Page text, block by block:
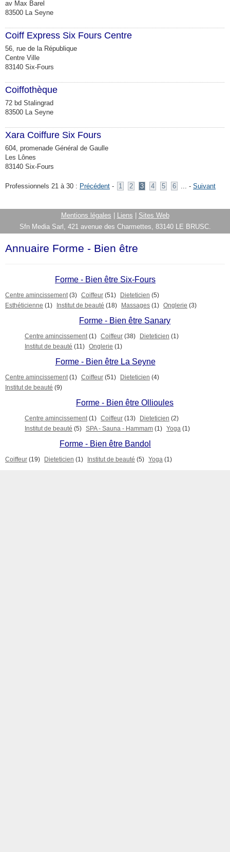
av Max Barel
83500 La Seyne
Coiff Express Six Fours Centre
56, rue de la République
Centre Ville
83140 Six-Fours
Coiffothèque
72 bd Stalingrad
83500 La Seyne
Xara Coiffure Six Fours
604, promenade Général de Gaulle
Les Lônes
83140 Six-Fours
Professionnels 21 à 30 : Précédent - 1 2 3 4 5 6 ... - Suivant
Mentions légales Liens
Sites Web
Sfn Media Sarl, 421 avenue des Charmettes, 83140 LE BRUSC.
Annuaire Forme - Bien être
Forme - Bien être Six-Fours
Centre amincissement (3) Coiffeur (51) Dieteticien (5)
Esthéticienne (1) Institut de beauté (18) Massages (1) Onglerie (3)
Forme - Bien être Sanary
Centre amincissement (1) Coiffeur (38) Dieteticien (1)
Institut de beauté (11) Onglerie (1)
Forme - Bien être La Seyne
Centre amincissement (1) Coiffeur (51) Dieteticien (4)
Institut de beauté (9)
Forme - Bien être Ollioules
Centre amincissement (1) Coiffeur (13) Dieteticien (2)
Institut de beauté (5) SPA - Sauna - Hammam (1) Yoga (1)
Forme - Bien être Bandol
Coiffeur (19) Dieteticien (1) Institut de beauté (5) Yoga (1)